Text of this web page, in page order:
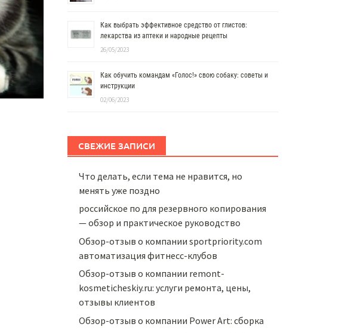
Как выбрать эффективное средство от глистов:
лекарства из аптеки и народные рецепты
26/05/2023
Как обучить командам «Голос!» свою собаку: советы и
инструкции
02/06/2023
СВЕЖИЕ ЗАПИСИ
Что делать, если тема не нравится, но
менять уже поздно
российское по для резервного копирования
— обзор и практическое руководство
Обзор-отзыв о компании sportpriority.com
автоматизация фитнесс-клубов
Обзор-отзыв о компании remont-
kosmeticheskiy.ru: услуги ремонта, цены,
отзывы клиентов
Обзор-отзыв о компании Power Art: сборка